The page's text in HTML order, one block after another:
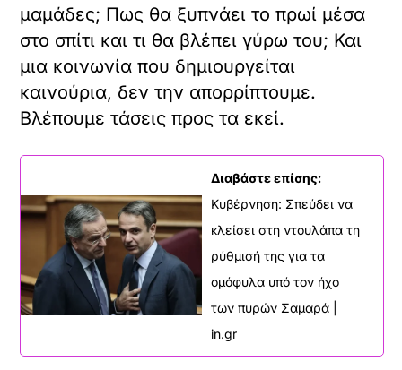
μαμάδες; Πως θα ξυπνάει το πρωί μέσα
στο σπίτι και τι θα βλέπει γύρω του; Και
μια κοινωνία που δημιουργείται
καινούρια, δεν την απορρίπτουμε.
Βλέπουμε τάσεις προς τα εκεί.
Διαβάστε επίσης:
Κυβέρνηση: Σπεύδει να
κλείσει στη ντουλάπα τη
ρύθμισή της για τα
ομόφυλα υπό τον ήχο
των πυρών Σαμαρά |
in.gr